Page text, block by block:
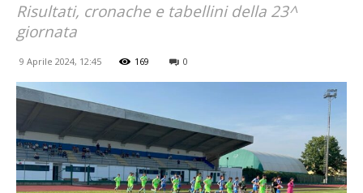
Risultati, cronache e tabellini della 23^
giornata
9 Aprile 2024, 12:45 169 0